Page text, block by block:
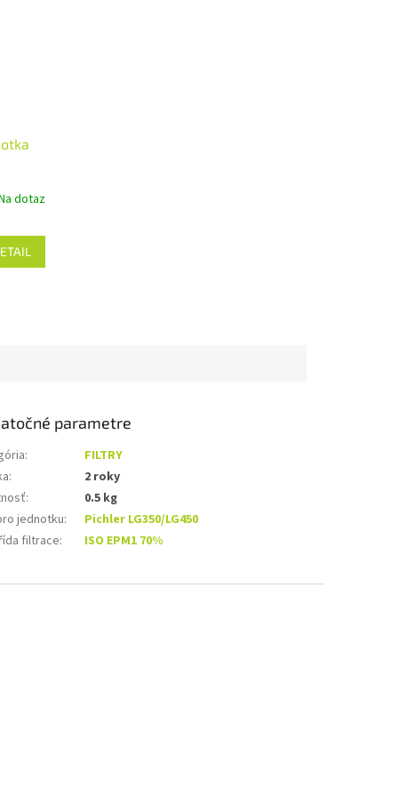
dotaz
parametre
:
FILTRY
:
2 roky
:
0.5 kg
jednotku:
Pichler LG350/LG450
filtrace: ISO EPM1 70%